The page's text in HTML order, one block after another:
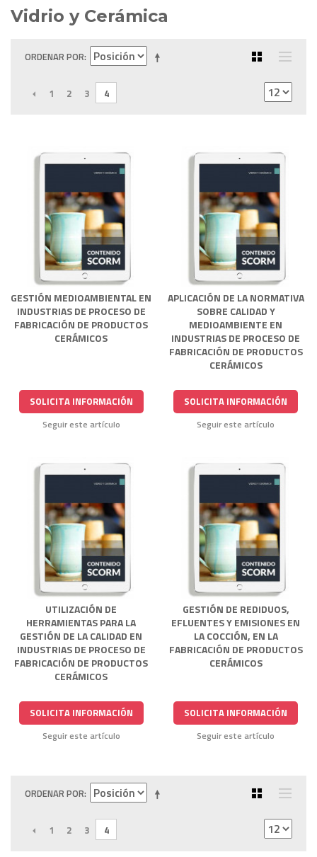
Vidrio y Cerámica
ORDENAR POR
ANTERIOR
1 2 3 4
GESTIÓN MEDIOAMBIENTAL EN
INDUSTRIAS DE PROCESO DE
FABRICACIÓN DE PRODUCTOS
CERÁMICOS
SOLICITA INFORMACIÓN
Seguir este artículo
APLICACIÓN DE LA NORMATIVA
SOBRE CALIDAD Y
MEDIOAMBIENTE EN
INDUSTRIAS DE PROCESO DE
FABRICACIÓN DE PRODUCTOS
CERÁMICOS
SOLICITA INFORMACIÓN
Seguir este artículo
UTILIZACIÓN DE
HERRAMIENTAS PARA LA
GESTIÓN DE LA CALIDAD EN
INDUSTRIAS DE PROCESO DE
FABRICACIÓN DE PRODUCTOS
CERÁMICOS
SOLICITA INFORMACIÓN
Seguir este artículo
GESTIÓN DE REDIDUOS,
EFLUENTES Y EMISIONES EN
LA COCCIÓN, EN LA
FABRICACIÓN DE PRODUCTOS
CERÁMICOS
SOLICITA INFORMACIÓN
Seguir este artículo
ORDENAR POR
ANTERIOR
1 2 3 4